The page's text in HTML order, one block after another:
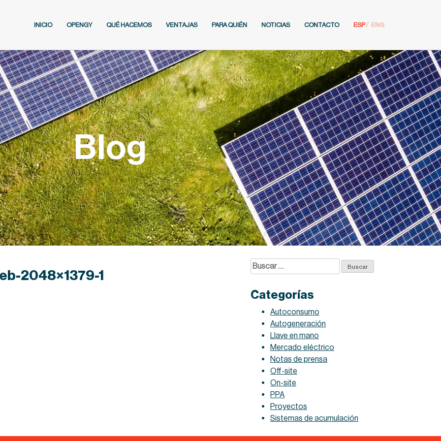
INICIO OPENGY QUÉ HACEMOS VENTAJAS PARA QUIÉN NOTICIAS CONTACTO ESP ENG
Blog
2048×1379-1
Buscar:
Categorías
Autoconsumo
Autogeneración
Llave en mano
Mercado eléctrico
Notas de prensa
Off-site
On-site
PPA
Proyectos
Sistemas de acumulación